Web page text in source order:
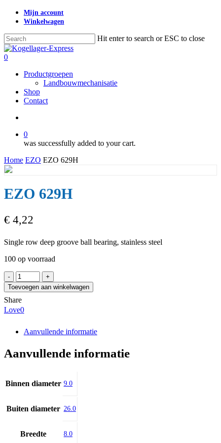
Skip
content
Mijn account
Winkelwagen
Hit enter to search or ESC to close
Close
Search
search
0
Productgroepen
Landbouwmechanisatie
Shop
Contact
0
was successfully added to your cart.
Home EZO EZO 629H
EZO 629H
€ 4,22
Single row deep groove ball bearing, stainless steel
100 op voorraad
EZO
629H
aantal
Toevoegen aan winkelwagen
Share
Love0
Aanvullende informatie
Aanvullende informatie
Binnen diameter 9.0
Buiten diameter 26.0
Breedte 8.0